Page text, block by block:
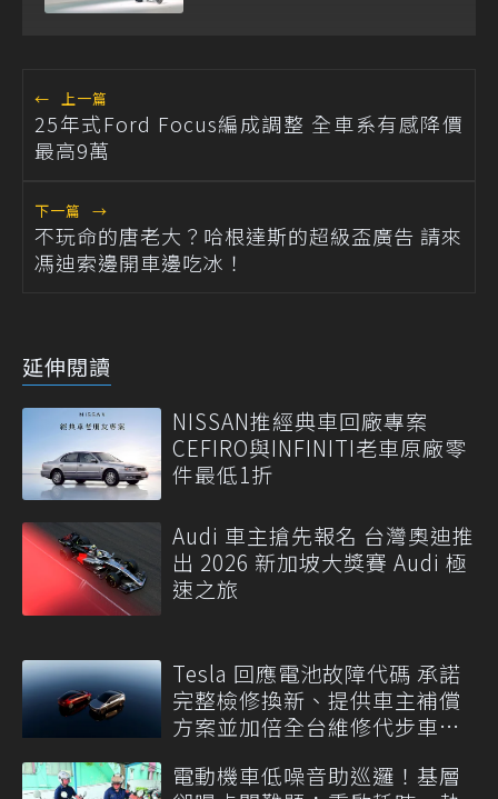
← 上一篇
25年式Ford Focus編成調整 全車系有感降價
最高9萬
下一篇 →
不玩命的唐老大？哈根達斯的超級盃廣告 請來
馮迪索邊開車邊吃冰！
延伸閱讀
NISSAN推經典車回廠專案
CEFIRO與INFINITI老車原廠零
件最低1折
Audi 車主搶先報名 台灣奧迪推
出 2026 新加坡大獎賽 Audi 極
速之旅
Tesla 回應電池故障代碼 承諾
完整檢修換新、提供車主補償
方案並加倍全台維修代步車數
電動機車低噪音助巡邏！基層